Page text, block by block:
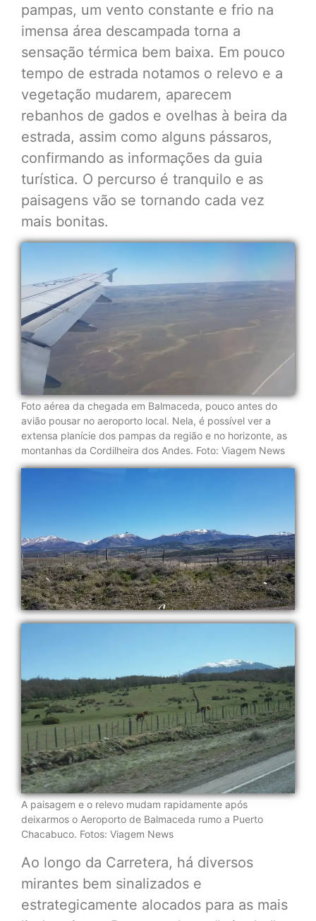
pampas, um vento constante e frio na
imensa área descampada torna a
sensação térmica bem baixa. Em pouco
tempo de estrada notamos o relevo e a
vegetação mudarem, aparecem
rebanhos de gados e ovelhas à beira da
estrada, assim como alguns pássaros,
confirmando as informações da guia
turística. O percurso é tranquilo e as
paisagens vão se tornando cada vez
mais bonitas.
Foto aérea da chegada em Balmaceda, pouco antes do
avião pousar no aeroporto local. Nela, é possível ver a
extensa planície dos pampas da região e no horizonte, as
montanhas da Cordilheira dos Andes. Foto: Viagem News
A paisagem e o relevo mudam rapidamente após
deixarmos o Aeroporto de Balmaceda rumo a Puerto
Chacabuco. Fotos: Viagem News
Ao longo da Carretera, há diversos
mirantes bem sinalizados e
estrategicamente alocados para as mais